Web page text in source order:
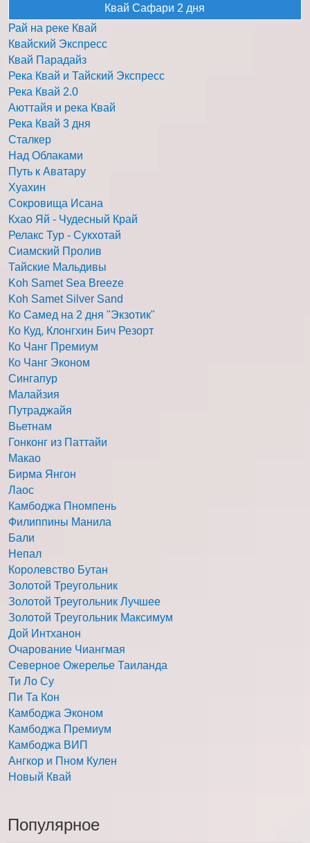
Квай Сафари 2 дня
Рай на реке Квай
Квайский Экспресс
Квай Парадайз
Река Квай и Тайский Экспресс
Река Квай 2.0
Аюттайя и река Квай
Река Квай 3 дня
Сталкер
Над Облаками
Путь к Аватару
Хуахин
Сокровища Исана
Кхао Яй - Чудесный Край
Релакс Тур - Сукхотай
Сиамский Пролив
Тайские Мальдивы
Koh Samet Sea Breeze
Koh Samet Silver Sand
Ко Самед на 2 дня "Экзотик"
Ко Куд, Клонгхин Бич Резорт
Ко Чанг Премиум
Ко Чанг Эконом
Сингапур
Малайзия
Путраджайя
Вьетнам
Гонконг из Паттайи
Макао
Бирма Янгон
Лаос
Камбоджа Пномпень
Филиппины Манила
Бали
Непал
Королевство Бутан
Золотой Треугольник
Золотой Треугольник Лучшее
Золотой Треугольник Максимум
Дой Интханон
Очарование Чиангмая
Северное Ожерелье Таиланда
Ти Ло Су
Пи Та Кон
Камбоджа Эконом
Камбоджа Премиум
Камбоджа ВИП
Ангкор и Пном Кулен
Новый Квай
Популярное